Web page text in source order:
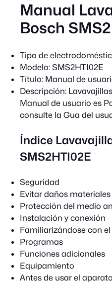
Manual
Bosch
Tipo de
Modelo: SMS2HTI02E
Título: Manual de
Descripción:
Manual de usuario es
consulte la Gua del
Índice
SMS2HTI02E
Seguridad
Evitar daños materiales
Protección del medio
Instalación y conexión
Familiarizándose con
Programas
Funciones adicionales
Equipamiento
Antes de usar el